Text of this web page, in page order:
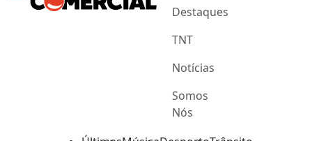
Destaques
TNT
Notícias
Somos
Nós